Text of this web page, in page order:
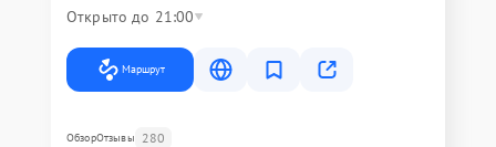
Открыто до 21:00
Маршрут
ОбзорОтзывы 280